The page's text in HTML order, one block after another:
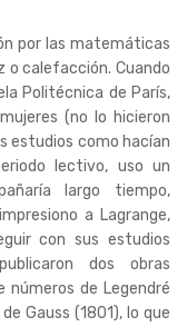
por las matemáticas
o calefacción. Cuando
Politécnica de París,
(no lo hicieron
estudios como hacían
lectivo, uso un
largo tiempo,
a Lagrange,
con sus estudios
dos obras
de Legendré
Gauss (1801), lo que